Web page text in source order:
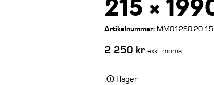
215 ×
Artikelnummer: MM012S0.20.15
2 250 kr exkl. moms
I lager